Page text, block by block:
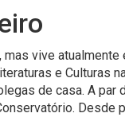
mas vive atualmente
e Culturas
de casa. A par
Desde